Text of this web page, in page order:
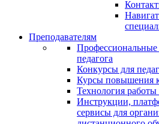
Преподавателям
Профессиональные
педагога
Конкурсы для
Курсы повышения
Технология
Инструкции,
сервисы для